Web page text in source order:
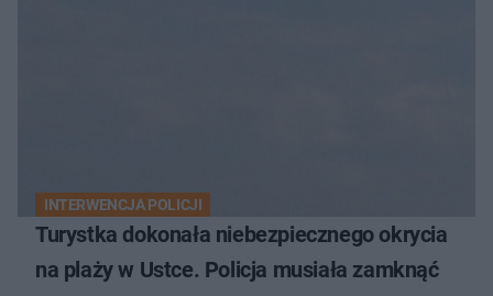
INTERWENCJA POLICJI
Turystka dokonała niebezpiecznego okrycia
na plaży w Ustce. Policja musiała zamknąć